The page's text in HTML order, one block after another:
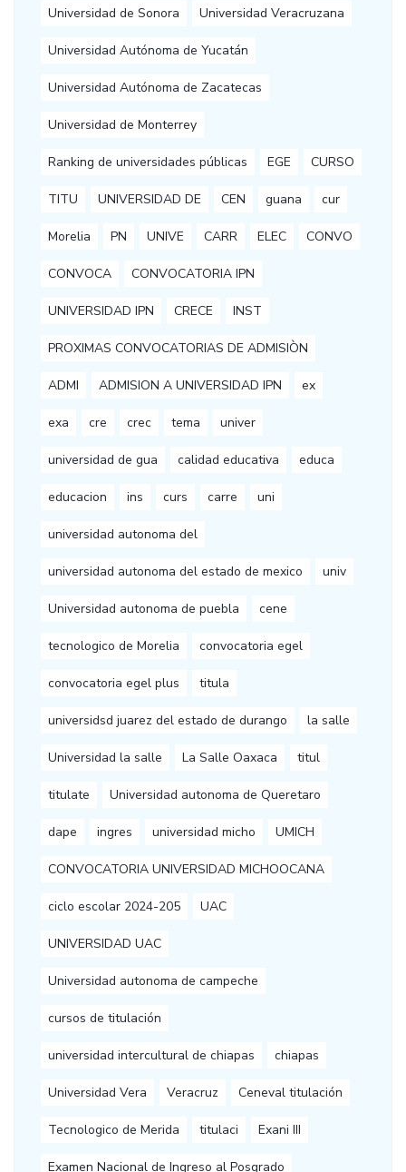
Universidad de Sonora Universidad Veracruzana
Universidad Autónoma de Yucatán
Universidad Autónoma de Zacatecas
Universidad de Monterrey
Ranking de universidades públicas EGE CURSO
TITU UNIVERSIDAD DE CEN guana cur
Morelia PN UNIVE CARR ELEC CONVO
CONVOCA CONVOCATORIA IPN
UNIVERSIDAD IPN CRECE INST
PROXIMAS CONVOCATORIAS DE ADMISIÒN
ADMI ADMISION A UNIVERSIDAD IPN ex
exa cre crec tema univer
universidad de gua calidad educativa educa
educacion ins curs carre uni
universidad autonoma del
universidad autonoma del estado de mexico univ
Universidad autonoma de puebla cene
tecnologico de Morelia convocatoria egel
convocatoria egel plus titula
universidsd juarez del estado de durango la salle
Universidad la salle La Salle Oaxaca titul
titulate Universidad autonoma de Queretaro
dape ingres universidad micho UMICH
CONVOCATORIA UNIVERSIDAD MICHOOCANA
ciclo escolar 2024-205 UAC
UNIVERSIDAD UAC
Universidad autonoma de campeche
cursos de titulación
universidad intercultural de chiapas chiapas
Universidad Vera Veracruz Ceneval titulación
Tecnologico de Merida titulaci Exani III
Examen Nacional de Ingreso al Posgrado